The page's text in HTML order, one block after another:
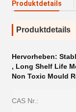
Produktdetails
Produktdetails
Hervorheben:
, Long Shelf Life
Non Toxic Mould
CAS Nr.: